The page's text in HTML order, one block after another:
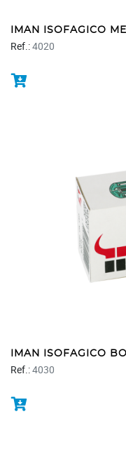
IMAN ISOFAGICO
Ref.:4020
IMAN ISOFAGICO
Ref.:4030